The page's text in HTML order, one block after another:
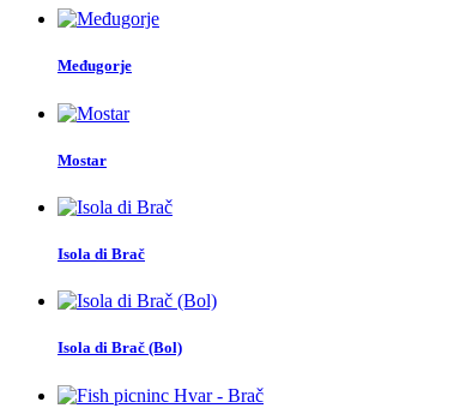
Međugorje
Mostar
Isola di Brač
Isola di Brač (Bol)